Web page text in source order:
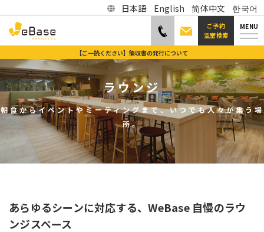
日本語 English 简体中文 한국어
MENU
ご予約
空室検索
【ご一読ください】領収書の発行について
ラウンジ
朝食からイベントやミーティングまで、いつでも人々が集う場
所。
あらゆるシーンに対応する、WeBase 自慢のラウ
ンジスペース